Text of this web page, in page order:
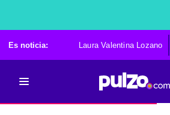
Es noticia: Laura Valentina Lozano